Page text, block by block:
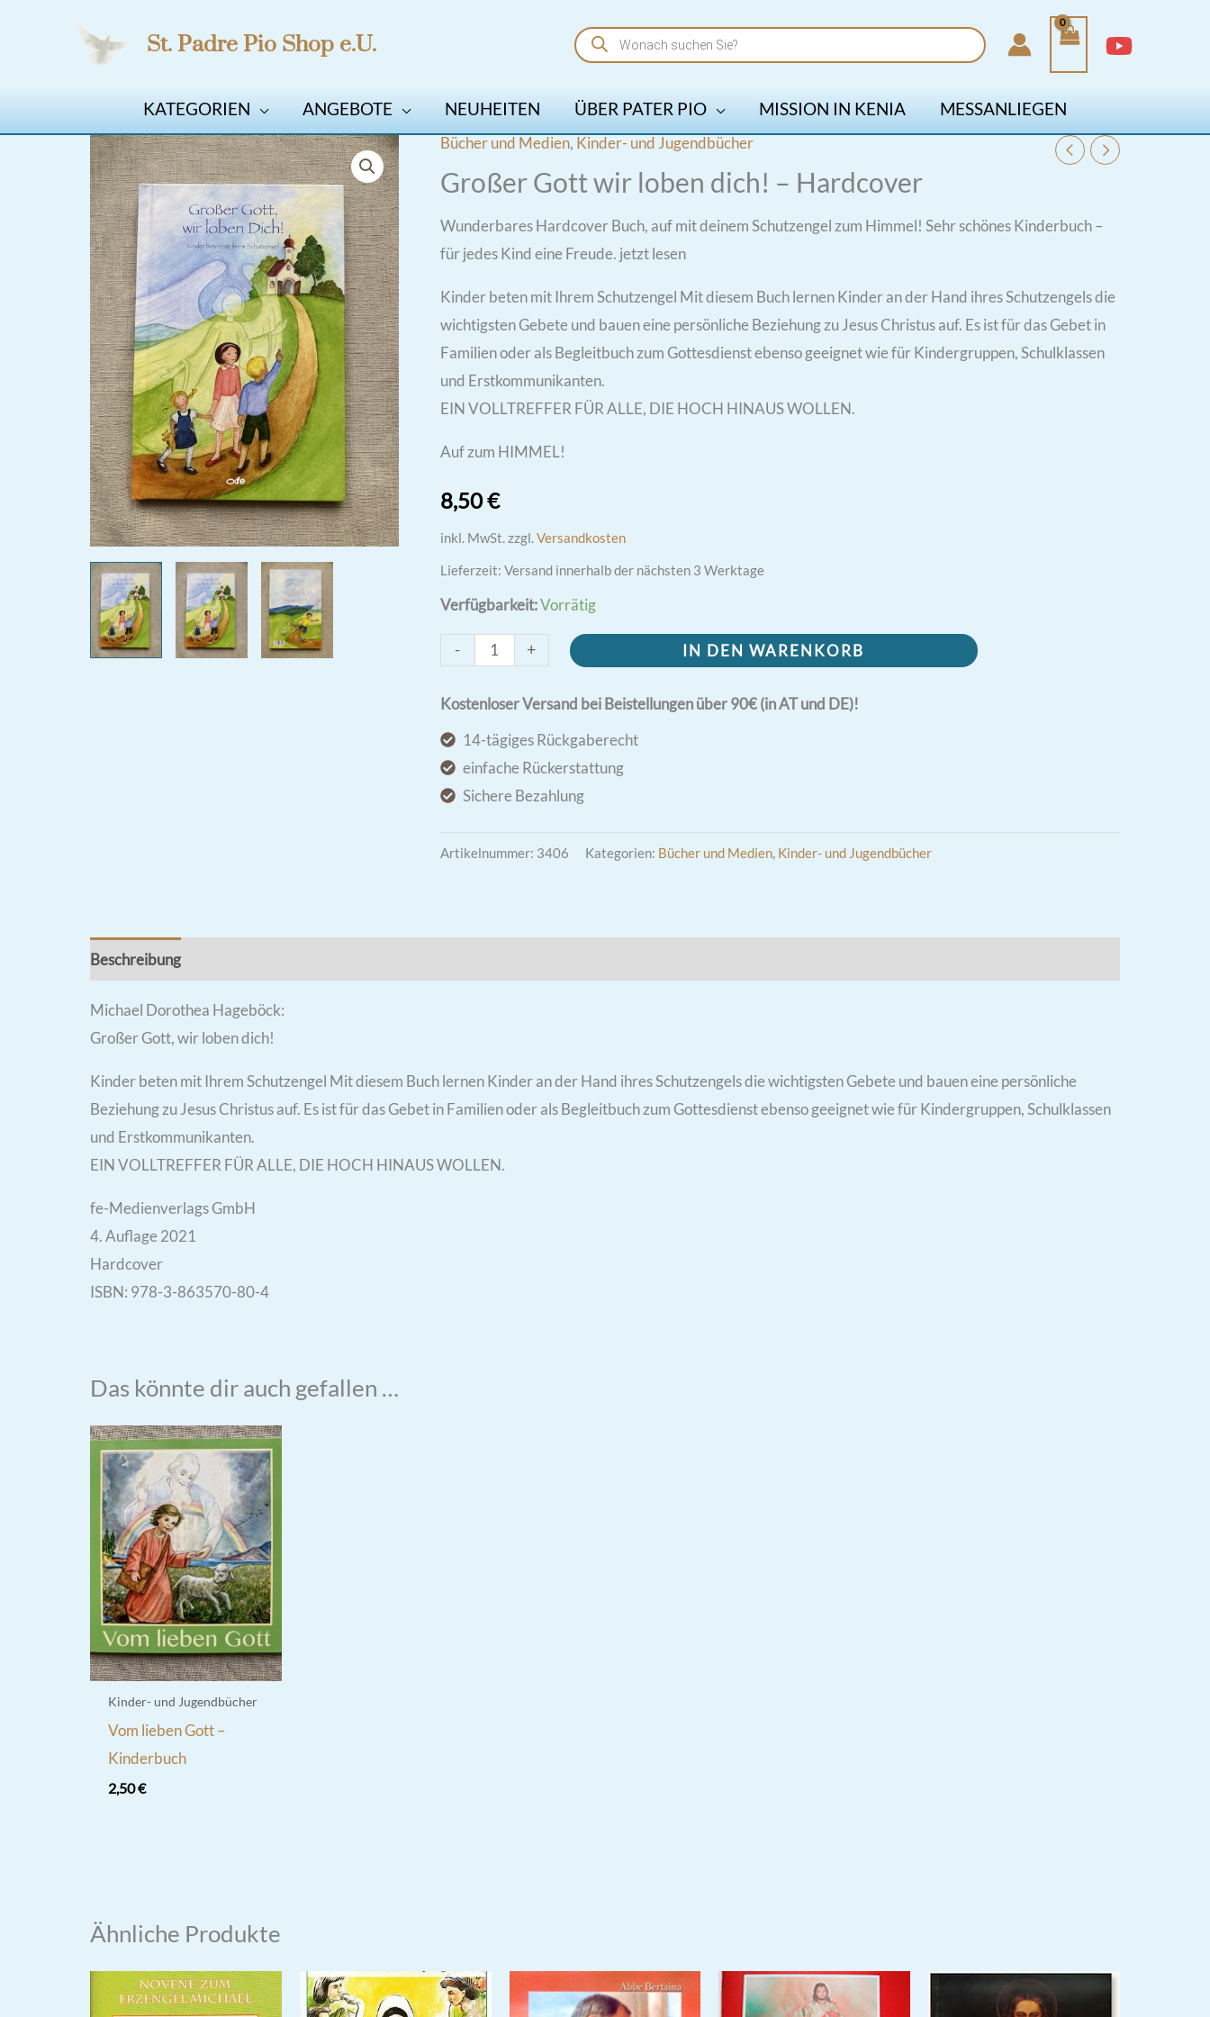
St. Padre Pio Shop e.U.
Products
search
KATEGORIEN ANGEBOTE NEUHEITEN ÜBER PATER PIO MISSION IN KENIA MESSANLIEGEN
Bücher und Medien, Kinder- und Jugendbücher
Großer Gott wir loben dich! – Hardcover
Wunderbares Hardcover Buch, auf mit deinem Schutzengel zum Himmel! Sehr schönes Kinderbuch –
für jedes Kind eine Freude. jetzt lesen
Kinder beten mit Ihrem Schutzengel Mit diesem Buch lernen Kinder an der Hand ihres Schutzengels die
wichtigsten Gebete und bauen eine persönliche Beziehung zu Jesus Christus auf. Es ist für das Gebet in
Familien oder als Begleitbuch zum Gottesdienst ebenso geeignet wie für Kindergruppen, Schulklassen
und Erstkommunikanten.
EIN VOLLTREFFER FÜR ALLE, DIE HOCH HINAUS WOLLEN.
Auf zum HIMMEL!
8,50€
inkl. MwSt.zzgl.Versandkosten
Lieferzeit: Versand innerhalb der nächsten 3 Werktage
Verfügbarkeit:Vorrätig
-
Großer
wir
loben
dich!
-
+ IN DEN WARENKORB
Kostenloser Versand bei Beistellungen über 90€ (in AT und DE)!
14-tägiges Rückgaberecht
einfache Rückerstattung
Sichere Bezahlung
Artikelnummer: 3406 Kategorien: Bücher und Medien, Kinder- und Jugendbücher
Beschreibung
Michael Dorothea Hageböck:
Großer Gott, wir loben dich!
Kinder beten mit Ihrem Schutzengel Mit diesem Buch lernen Kinder an der Hand ihres Schutzengels die wichtigsten Gebete und bauen eine persönliche
Beziehung zu Jesus Christus auf. Es ist für das Gebet in Familien oder als Begleitbuch zum Gottesdienst ebenso geeignet wie für Kindergruppen, Schulklassen
und Erstkommunikanten.
EIN VOLLTREFFER FÜR ALLE, DIE HOCH HINAUS WOLLEN.
fe-Medienverlags GmbH
4. Auflage 2021
Hardcover
ISBN: 978-3-863570-80-4
Das könnte dir auch gefallen …
Kinder- und Jugendbücher
Vom lieben Gott –
Kinderbuch
2,50€
Ähnliche Produkte